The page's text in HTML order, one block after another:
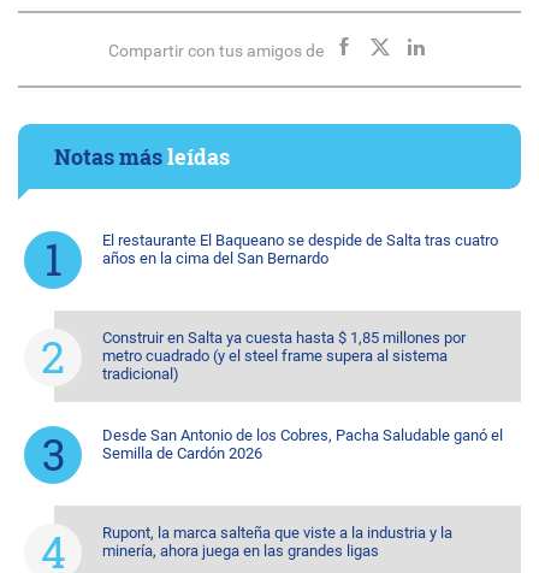
Compartir con tus amigos de
Notas másleídas
El restaurante El Baqueano se despide de Salta tras cuatro
años en la cima del San Bernardo
Construir en Salta ya cuesta hasta $ 1,85 millones por
metro cuadrado (y el steel frame supera al sistema
tradicional)
Desde San Antonio de los Cobres, Pacha Saludable ganó el
Semilla de Cardón 2026
Rupont, la marca salteña que viste a la industria y la
minería, ahora juega en las grandes ligas